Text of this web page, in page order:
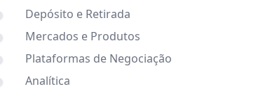
Depósito e Retirada
Mercados e Produtos
Plataformas de Negociação
Analítica